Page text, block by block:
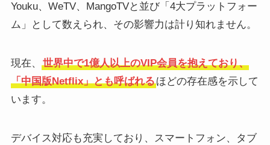
Youku、WeTV、MangoTVと並び「4大プラットフォー
ム」として数えられ、その影響力は計り知れません。
現在、
世界中で1億人以上のVIP会員を抱えており、
「中国版Netflix」とも呼ばれるほどの存在感を示して
います。
デバイス対応も充実しており、スマートフォン、タブ